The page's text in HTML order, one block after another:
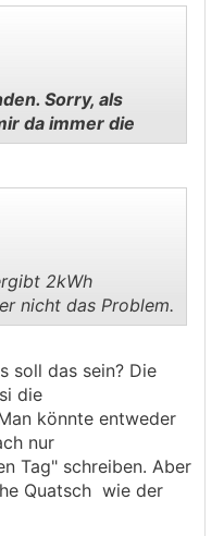
Sorry, als
da immer die
Grad bringen.
pro Stunde im
verwundern.
hochgerechnet
einem Soleein
weniger Hub als
2kWh
nicht das Problem.
soll das sein? Die
die
könnte entweder
nur
Tag" schreiben. Aber
Quatsch wie der